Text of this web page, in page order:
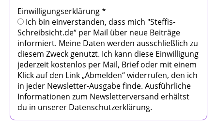
Einwilligungserklärung*
Ich bin einverstanden, dass mich "Steffis-
Schreibsicht.de“ per Mail über neue Beiträge
informiert. Meine Daten werden ausschließlich zu
diesem Zweck genutzt. Ich kann diese Einwilligung
jederzeit kostenlos per Mail, Brief oder mit einem
Klick auf den Link „Abmelden“ widerrufen, den ich
in jeder Newsletter-Ausgabe finde. Ausführliche
Informationen zum Newsletterversand erhältst
du in unserer Datenschutzerklärung.